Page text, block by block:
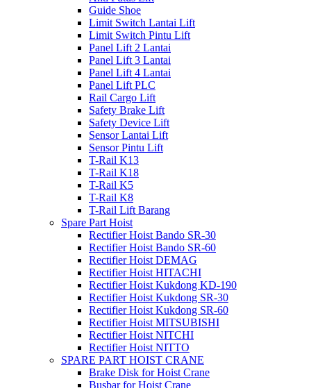
Guide Shoe
Limit Switch Lantai Lift
Limit Switch Pintu Lift
Panel Lift 2 Lantai
Panel Lift 3 Lantai
Panel Lift 4 Lantai
Panel Lift PLC
Rail Cargo Lift
Safety Brake Lift
Safety Device Lift
Sensor Lantai Lift
Sensor Pintu Lift
T-Rail K13
T-Rail K18
T-Rail K5
T-Rail K8
T-Rail Lift Barang
Spare Part Hoist
Rectifier Hoist Bando SR-30
Rectifier Hoist Bando SR-60
Rectifier Hoist DEMAG
Rectifier Hoist HITACHI
Rectifier Hoist Kukdong KD-190
Rectifier Hoist Kukdong SR-30
Rectifier Hoist Kukdong SR-60
Rectifier Hoist MITSUBISHI
Rectifier Hoist NITCHI
Rectifier Hoist NITTO
SPARE PART HOIST CRANE
Brake Disk for Hoist Crane
Busbar for Hoist Crane